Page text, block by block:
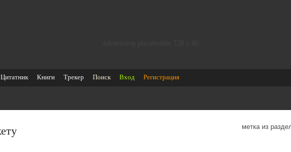
Цитатник Книги Трекер Поиск Вход Регистрация
метка из